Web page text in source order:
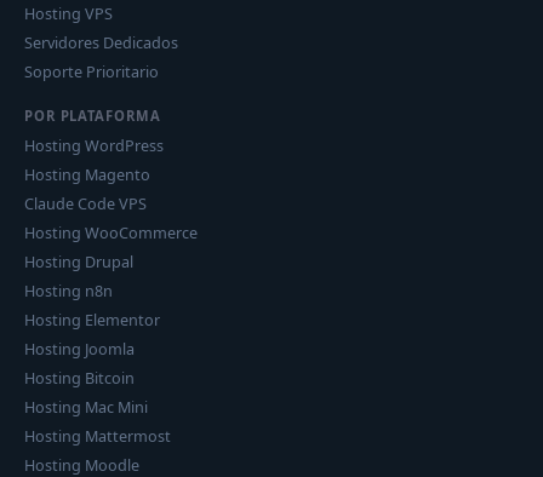
Hosting VPS
Servidores Dedicados
Soporte Prioritario
POR PLATAFORMA
Hosting WordPress
Hosting Magento
Claude Code VPS
Hosting WooCommerce
Hosting Drupal
Hosting n8n
Hosting Elementor
Hosting Joomla
Hosting Bitcoin
Hosting Mac Mini
Hosting Mattermost
Hosting Moodle